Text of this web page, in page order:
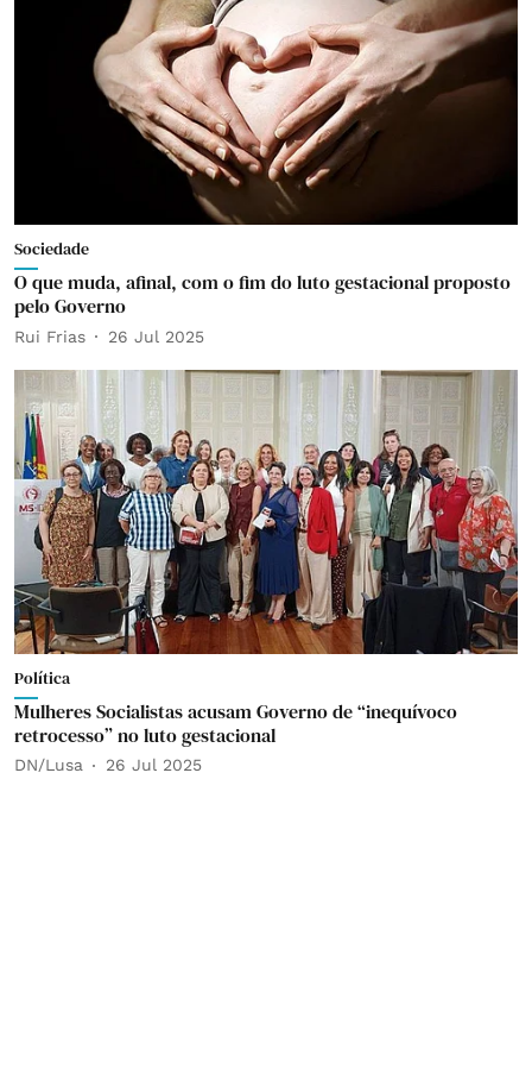
Sociedade
O que muda, afinal, com o fim do luto gestacional proposto
pelo Governo
Rui Frias 26 Jul 2025
Política
Mulheres Socialistas acusam Governo de “inequívoco
retrocesso” no luto gestacional
DN/Lusa 26 Jul 2025